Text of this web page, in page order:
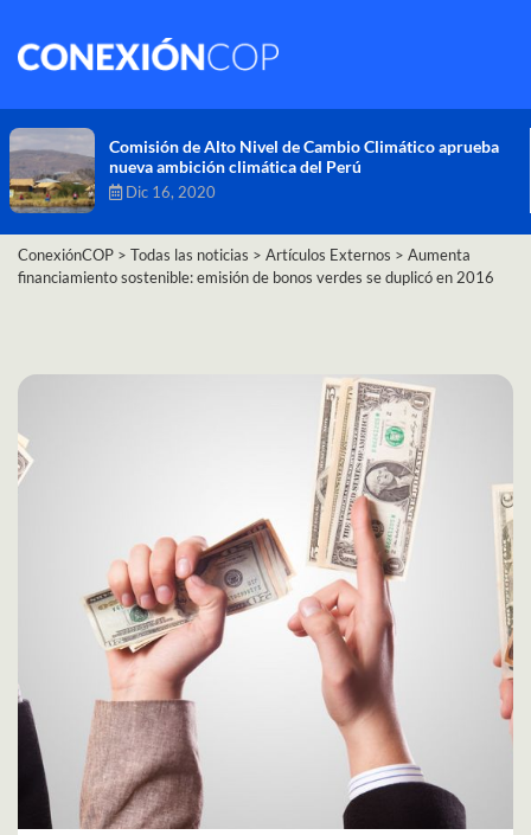
Comisión de Alto Nivel de Cambio Climático aprueba
nueva ambición climática del Perú
Dic 16, 2020
ConexiónCOP > Todas las noticias > Artículos Externos > Aumenta
financiamiento sostenible: emisión de bonos verdes se duplicó en 2016